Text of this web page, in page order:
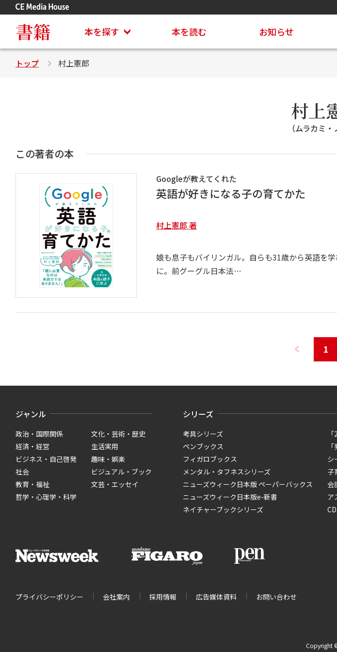
書籍 本を探す 本を読む お知らせ
トップ 村上憲郎
村上
（ムラカミ・
この著者の本
Googleが教えてくれた
英語が好きになる子の育てかた
村上憲郎 著
娘も息子もバイリンガル。自らも31歳から英語を
に。前グーグル日本法…
1
ジャンル
政治・国際関係
経済・経営
ビジネス・自己啓発
社会
教育・福祉
哲学・心理学・科学
文化・芸術・歴史
生活実用
趣味・娯楽
ビジュアル・ブック
文芸・エッセイ
シリーズ
考具シリーズ
ペンブックス
フィガロブックス
メンタル・タフネスシリーズ
ニューズウィーク日本版 ペーパーバックス
ニューズウィーク日本版e-新書
ネイチャーブックシリーズ
シ
子
会
ア
プライバシーポリシー 会社案内 採用情報 広告媒体資料 お問い合わせ
Copyright